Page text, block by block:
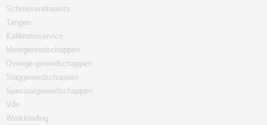
Schroevendraaiers
Tangen
Kalibratieservice
Meetgereedschappen
Overige-gereedschappen
Slaggereedschappen
Speciaalgereedschappen
Vde
Werkkleding